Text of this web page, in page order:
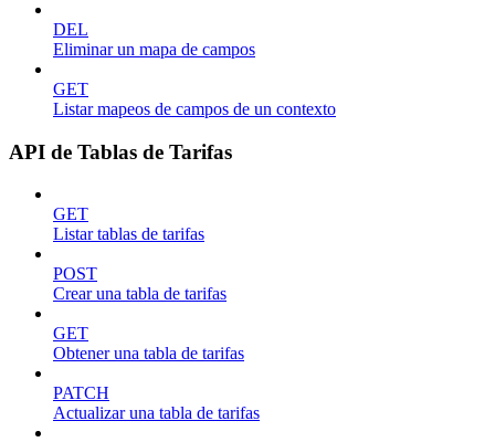
DEL
Eliminar un mapa de campos
GET
Listar mapeos de campos de un contexto
API de Tablas de Tarifas
GET
Listar tablas de tarifas
POST
Crear una tabla de tarifas
GET
Obtener una tabla de tarifas
PATCH
Actualizar una tabla de tarifas